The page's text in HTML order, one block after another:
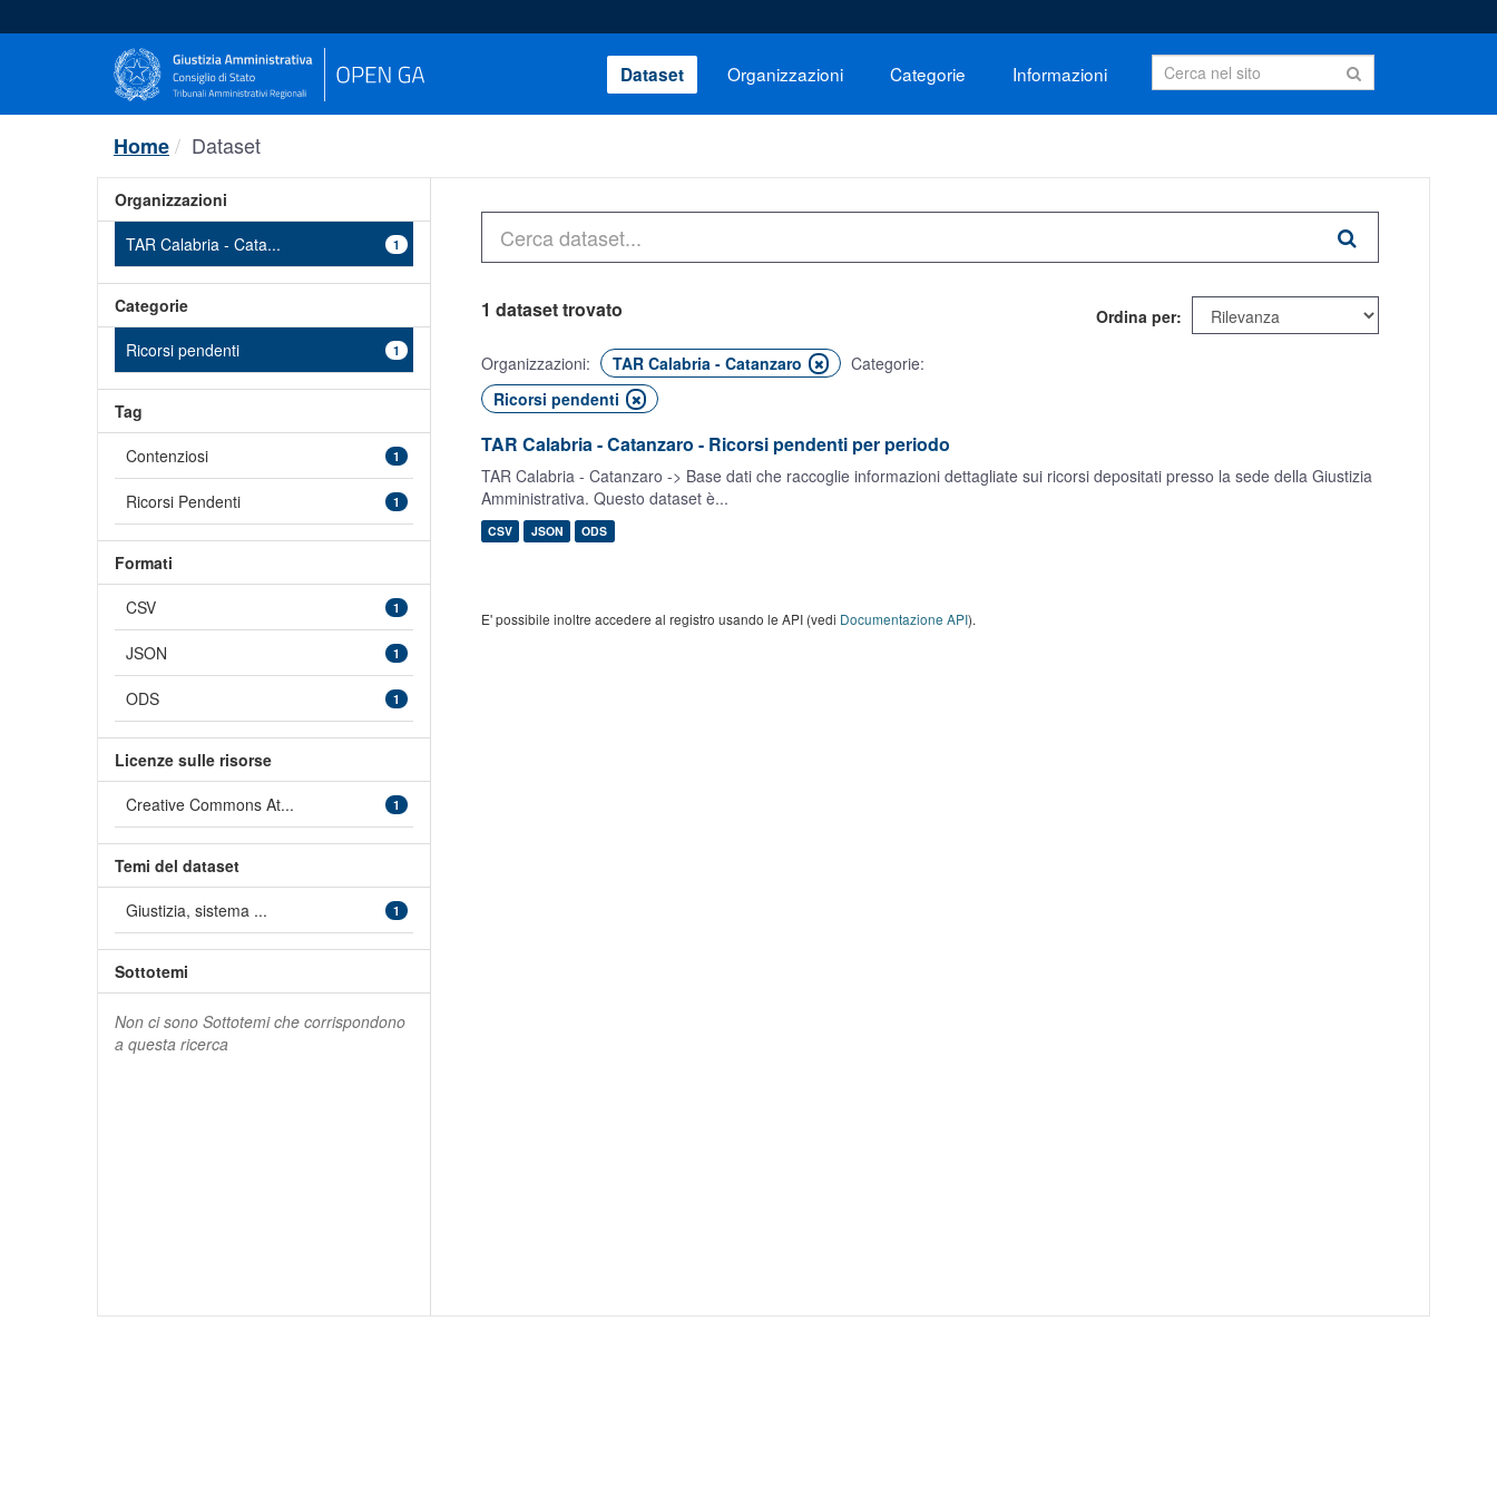
al
Dataset Organizzazioni Categorie Informazioni
Home Dataset
Organizzazioni
TAR Calabria - Cata...
1
Categorie
Ricorsi pendenti
1
Tag
Contenziosi
1
Ricorsi Pendenti 1
Formati
CSV
1
JSON 1
ODS 1
Licenze sulle risorse
Creative Commons At...
1
Temi del dataset
Giustizia, sistema ...
1
Sottotemi
Non ci sono Sottotemi che corrispondono
a questa ricerca
Ordina per
1 dataset trovato
Organizzazioni: TAR Calabria - Catanzaro
Categorie:
Ricorsi pendenti
TAR Calabria - Catanzaro - Ricorsi pendenti per periodo
TAR Calabria - Catanzaro -> Base dati che raccoglie informazioni dettagliate sui ricorsi depositati presso la sede della Giustizia
Amministrativa. Questo dataset è...
CSV JSON ODS
E' possibile inoltre accedere al registro usando le API (vedi Documentazione API).